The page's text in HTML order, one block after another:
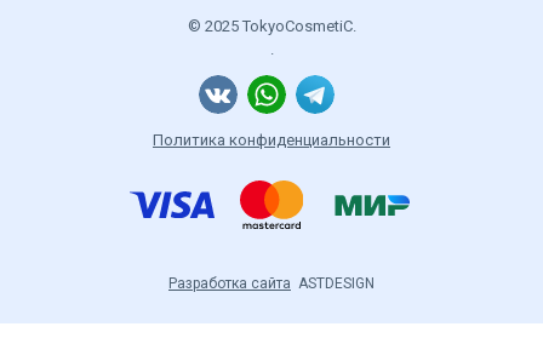
© 2025 TokyoCosmetiC.
.
Политика конфиденциальности
Разработка сайта ASTDESIGN